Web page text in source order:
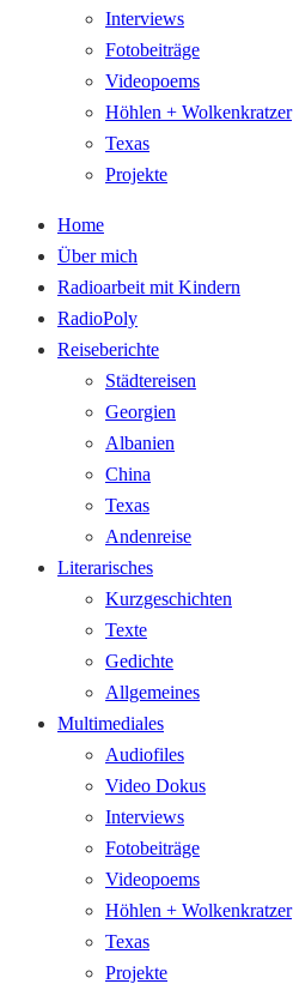
Interviews
Fotobeiträge
Videopoems
Höhlen + Wolkenkratzer
Texas
Projekte
Home
Über mich
Radioarbeit mit Kindern
RadioPoly
Reiseberichte
Städtereisen
Georgien
Albanien
China
Texas
Andenreise
Literarisches
Kurzgeschichten
Texte
Gedichte
Allgemeines
Multimediales
Audiofiles
Video Dokus
Interviews
Fotobeiträge
Videopoems
Höhlen + Wolkenkratzer
Texas
Projekte